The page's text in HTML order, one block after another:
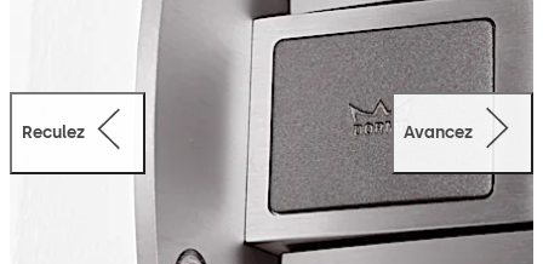
Reculez Avancez